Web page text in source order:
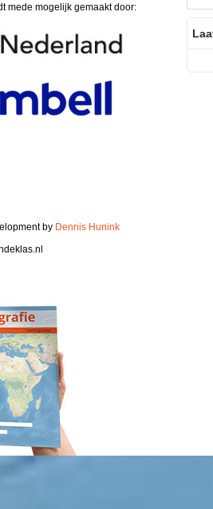
mede mogelijk gemaakt door:
by Dennis Hunink